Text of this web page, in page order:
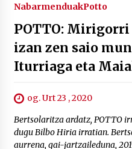
NabarmenduakPotto
POTTO:
izan zen saio
Iturriaga eta
og. Urt 23 , 2020
Bertsolaritza ardatz, POTTO
dugu Bilbo Hiria irratian.
aurrena, gai-jartzaileduna,